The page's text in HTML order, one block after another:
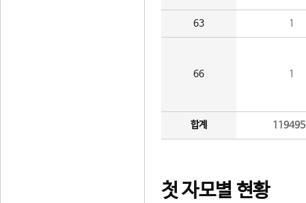
63 1
66 1
합계
첫 자모별 현황